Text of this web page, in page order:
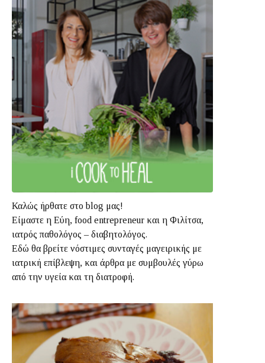
Καλώς ήρθατε στο blog μας!
Είμαστε η Εύη, food entrepreneur και η Φιλίτσα,
ιατρός παθολόγος – διαβητολόγος.
Εδώ θα βρείτε νόστιμες συνταγές μαγειρικής με
ιατρική επίβλεψη, και άρθρα με συμβουλές γύρω
από την υγεία και τη διατροφή.